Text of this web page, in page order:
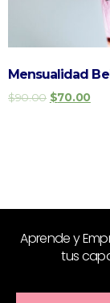
Mensualidad
$90.00 $70.00
Aprende y
tus